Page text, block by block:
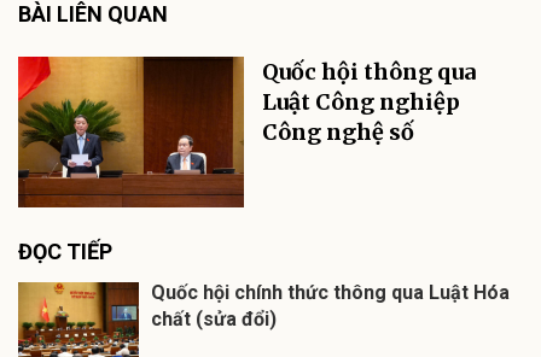
BÀI LIÊN QUAN
Quốc hội thông qua
Luật Công nghiệp
Công nghệ số
ĐỌC TIẾP
Quốc hội chính thức thông qua Luật Hóa
chất (sửa đổi)